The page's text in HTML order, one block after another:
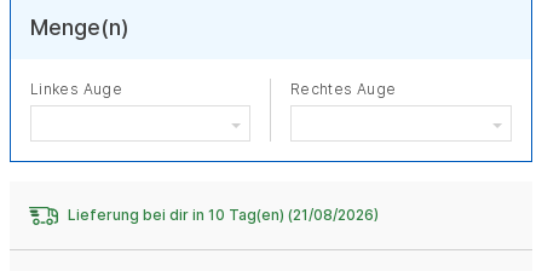
Menge(n)
Linkes Auge Rechtes Auge
Lieferung bei dir in 10 Tag(en) (21/08/2026)